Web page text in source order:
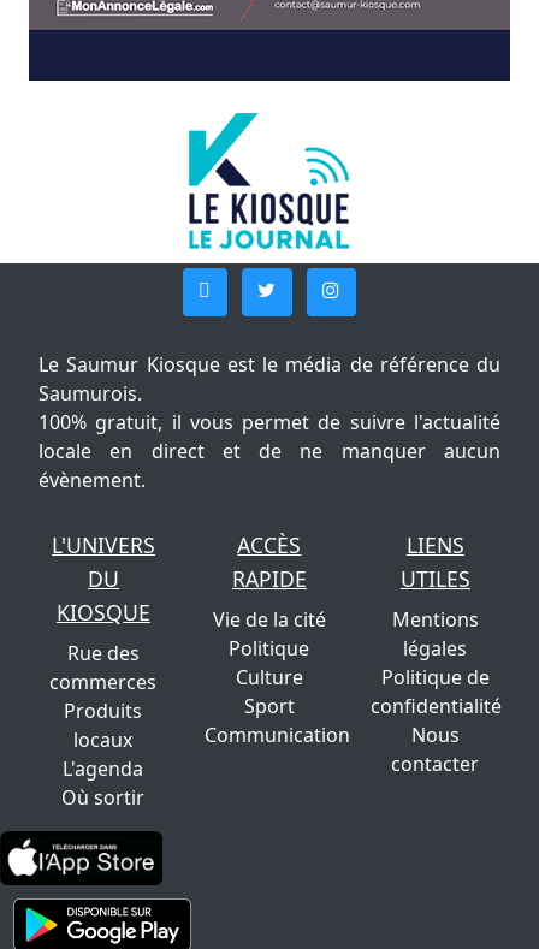
Le Saumur Kiosque est le média de référence du
Saumurois.
100% gratuit, il vous permet de suivre l'actualité
locale en direct et de ne manquer aucun
évènement.
L'UNIVERS
DU
KIOSQUE
Rue des
commerces
Produits
locaux
L'agenda
Où sortir
ACCÈS
RAPIDE
Vie de la cité
Politique
Culture
Sport
Communication
LIENS
UTILES
Mentions
légales
Politique de
confidentialité
Nous
contacter